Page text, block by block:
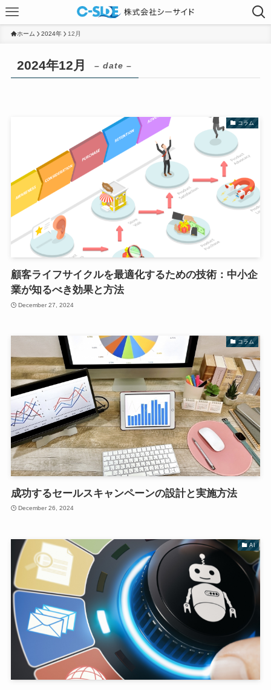
ホーム 2024年 12月
2024年12月 – date –
コラム
顧客ライフサイクルを最適化するための技術：中小企
業が知るべき効果と方法
December 27, 2024
コラム
成功するセールスキャンペーンの設計と実施方法
December 26, 2024
AI